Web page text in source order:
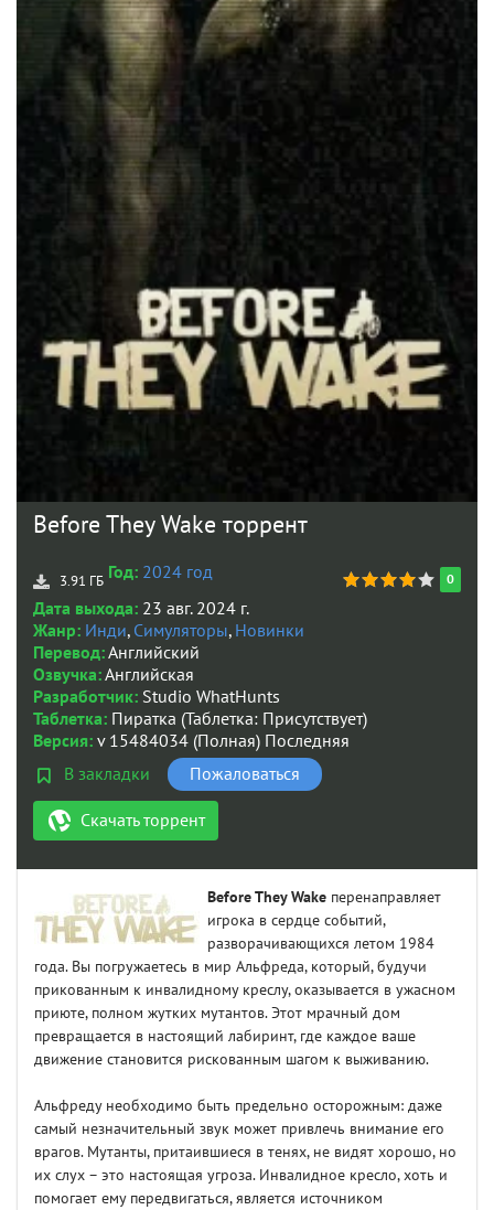
Before They Wake торрент
0
3.91 ГБ Год: 2024 год
Дата выхода: 23 авг. 2024 г.
Жанр: Инди, Симуляторы, Новинки
Перевод:Английский
Озвучка:Английская
Разработчик: Studio WhatHunts
Таблетка: Пиратка (Таблетка: Присутствует)
Версия: v 15484034 (Полная) Последняя
В закладки
Пожаловаться
Скачать торрент
Before They Wake перенаправляет
игрока в сердце событий,
разворачивающихся летом 1984
года. Вы погружаетесь в мир Альфреда, который, будучи
прикованным к инвалидному креслу, оказывается в ужасном
приюте, полном жутких мутантов. Этот мрачный дом
превращается в настоящий лабиринт, где каждое ваше
движение становится рискованным шагом к выживанию.
Альфреду необходимо быть предельно осторожным: даже
самый незначительный звук может привлечь внимание его
врагов. Мутанты, притаившиеся в тенях, не видят хорошо, но
их слух – это настоящая угроза. Инвалидное кресло, хоть и
помогает ему передвигаться, является источником